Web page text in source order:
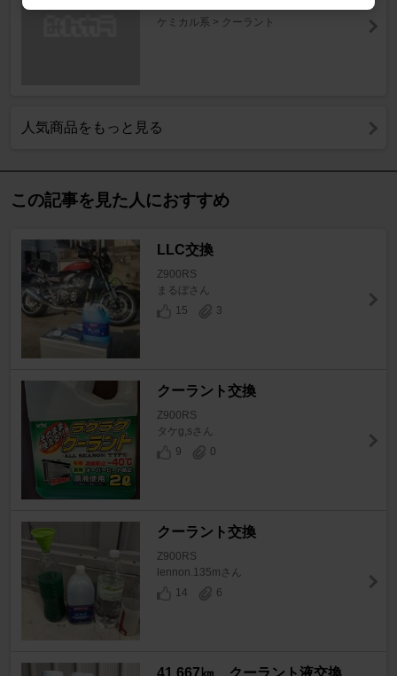
ケミカル系 > クーラント
人気商品をもっと見る
この記事を見た人におすすめ
LLC交換
Z900RS
まるぼさん
15
3
クーラント交換
Z900RS
タケg,sさん
9
0
クーラント交換
Z900RS
lennon.135mさん
14
6